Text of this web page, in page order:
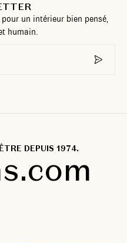
un intérieur bien pensé,
humain.
DEPUIS 1974.